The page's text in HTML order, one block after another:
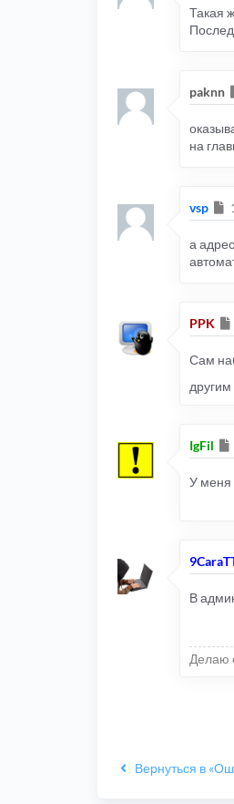
Такая
paknn
на
vsp
а
PPK
Сам
IgFil
У меня
В
Делаю
Вернуться в